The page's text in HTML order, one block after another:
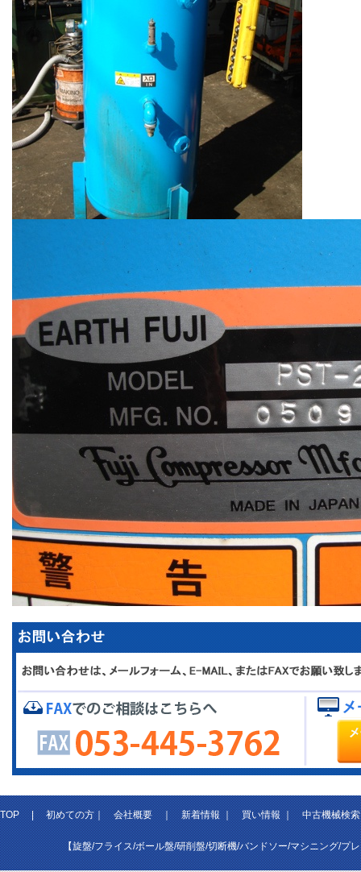
TOP|初めての方｜会社概要｜新着情報｜買い情報｜中古機械検索
【旋盤/フライス/ボール盤/研削盤/切断機/バンドソー/マシニング/プ